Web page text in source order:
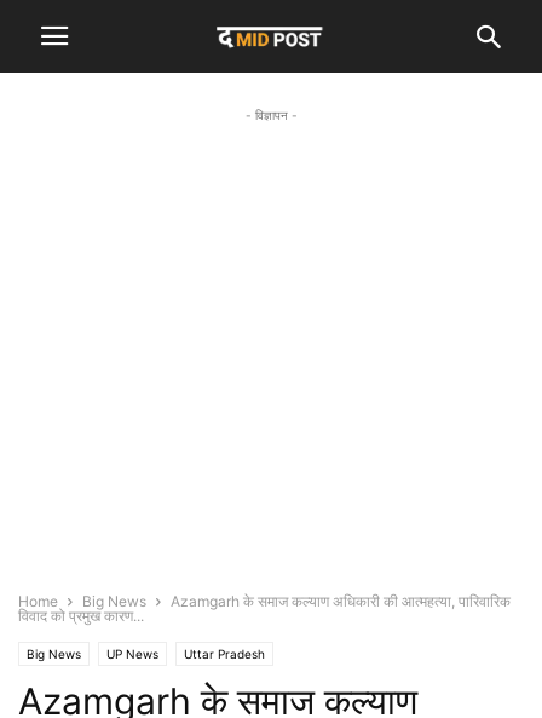
- विज्ञापन -
Home Big News
Azamgarh के समाज कल्याण अधिकारी की आत्महत्या, पारिवारिक
विवाद को प्रमुख कारण...
Big News UP News Uttar Pradesh
Azamgarh के समाज कल्याण